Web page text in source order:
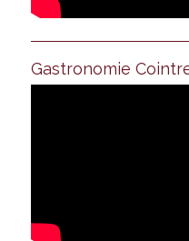
Gastronomie